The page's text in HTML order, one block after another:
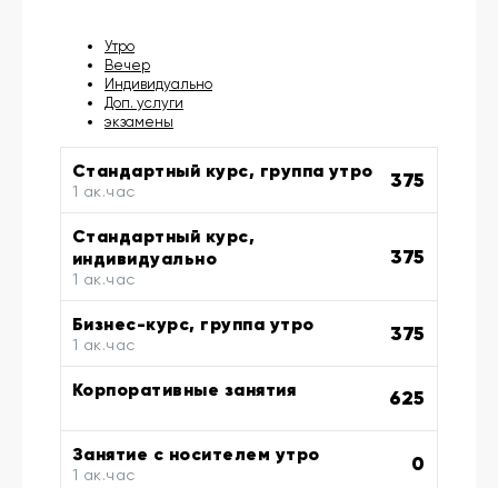
Утро
Вечер
Индивидуально
Доп. услуги
экзамены
Стандартный курс, группа утро
1 ак.час 375
Стандартный курс,
индивидуально
1 ак.час
375
Бизнес-курс, группа утро
1 ак.час 375
Корпоративные занятия 625
Занятие с носителем утро
1 ак.час 0